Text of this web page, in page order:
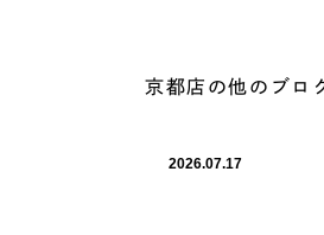
京都店の他のブロ
2026.07.17